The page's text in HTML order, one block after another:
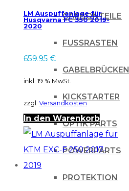
CARBONTEILE
FUSSRASTEN
GABELBRÜCKEN
KICKSTARTER
OPTIK PARTS
POWERPARTS
PROTEKTION
LM Auspuffanlage für
Husqvarna FC 350 2019-
2020
659.95 €
inkl. 19 % MwSt.
zzgl. Versandkosten
In den Warenkorb